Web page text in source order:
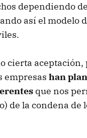
dependiendo
así el modelo
cierta aceptación,
empresas han
que nos
de la condena de